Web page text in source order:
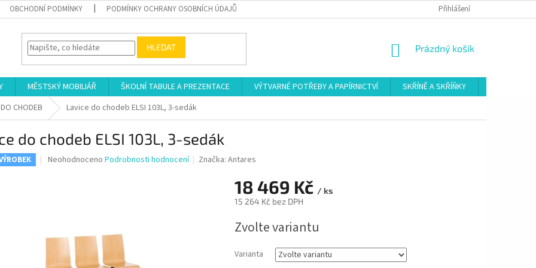
OBCHODNÍ PODMÍNKY PODMÍNKY OCHRANY OSOBNÍCH ÚDAJŮ Přihlášení
HLEDAT
NÁKUPNÍ
Prázdný košík
MĚSTSKÝ MOBILIÁŘ ŠKOLNÍ TABULE A PREZENTACE VÝTVARNÉ POTŘEBY A PAPÍRNICTVÍ SKŘÍNĚ A SKŘÍŇKY
CHODEB Lavice do chodeb ELSI 103L, 3-sedák
do chodeb ELSI 103L, 3-sedák
Průměrné
hvězdiček.
Neohodnoceno Podrobnosti hodnocení Značka:Antares
18 469 Kč / ks
15 264 Kč bez DPH
cena:
Zvolte variantu
Varianta